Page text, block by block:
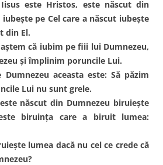
este Hristos, este născut din
pe Cel care a născut iubeşte
din El.
că iubim pe fiii lui Dumnezeu,
şi împlinim poruncile Lui.
Dumnezeu aceasta este: Să păzim
Lui nu sunt grele.
născut din Dumnezeu biruieşte
biruinţa care a biruit lumea:
lumea dacă nu cel ce crede că